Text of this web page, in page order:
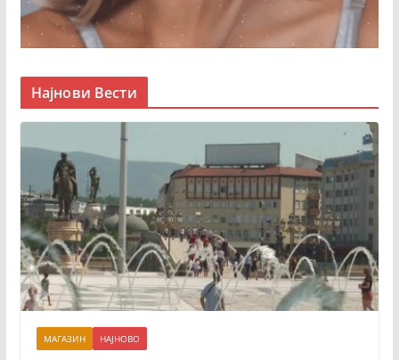
Најнови Вести
МАГАЗИН НАЈНОВО